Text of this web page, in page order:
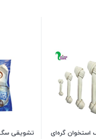
گره‌ای
تشویقی